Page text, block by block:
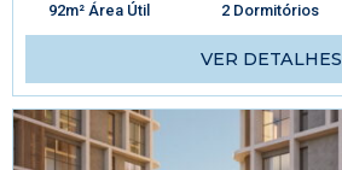
92m² Área Útil 2 Dormitórios
VER DETALHES